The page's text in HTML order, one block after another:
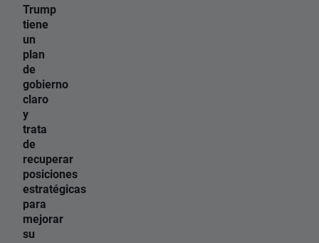
Trump
tiene
un
plan
de
gobierno
claro
y
trata
de
recuperar
posiciones
estratégicas
para
mejorar
su